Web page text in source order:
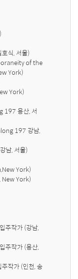
식, 서울)
of the
York)
York)
197 용산, 서
197 강남,
남, 서울)
York)
York)
주작가 (강남,
주작가 (용산,
작가 (인천, 송